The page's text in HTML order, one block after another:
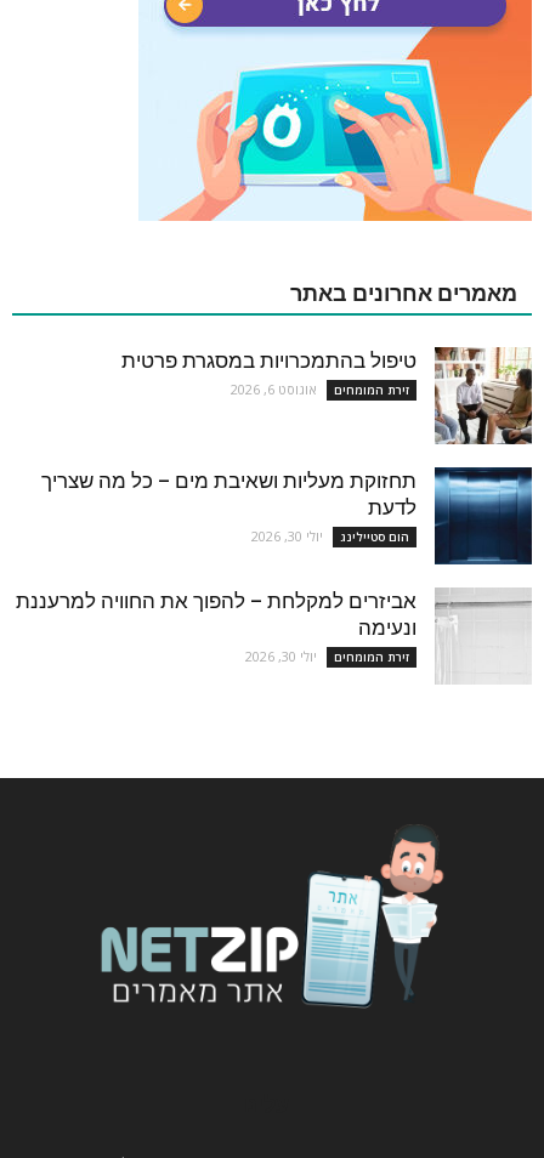
מאמרים אחרונים באתר
טיפול בהתמכרויות במסגרת פרטית
זירת המומחים אוגוסט 6, 2026
תחזוקת מעליות ושאיבת מים – כל מה שצריך
לדעת
הום סטיילינג יולי 30, 2026
אביזרים למקלחת – להפוך את החוויה למרעננת
ונעימה
זירת המומחים יולי 30, 2026